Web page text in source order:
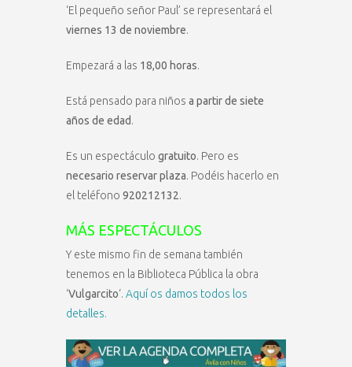
‘El pequeño señor Paul’ se representará el
viernes 13 de noviembre.
Empezará a las 18,00 horas.
Está pensado para niños a partir de siete
años de edad.
Es un espectáculo gratuito. Pero es
necesario reservar plaza. Podéis hacerlo en
el teléfono 920212132.
MÁS ESPECTÁCULOS
Y este mismo fin de semana también
tenemos en la Biblioteca Pública la obra
‘Vulgarcito‘. Aquí os damos todos los
detalles.